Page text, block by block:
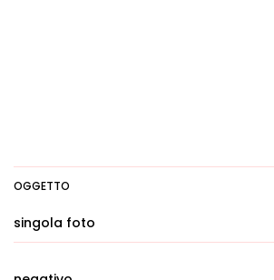
OGGETTO
singola foto